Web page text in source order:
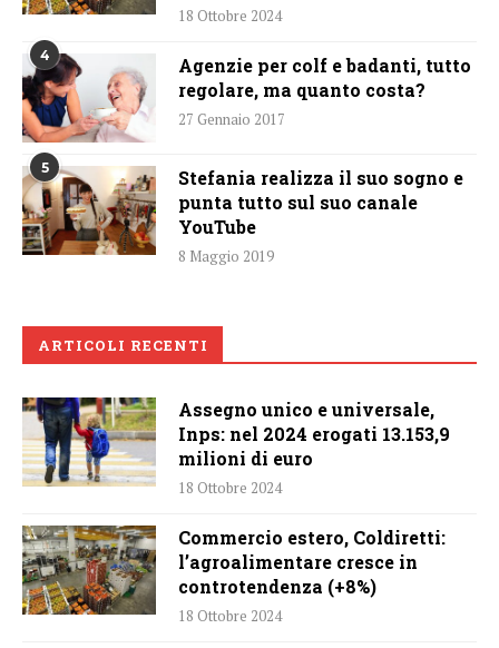
18 Ottobre 2024
4
Agenzie per colf e badanti, tutto
regolare, ma quanto costa?
27 Gennaio 2017
5
Stefania realizza il suo sogno e
punta tutto sul suo canale
YouTube
8 Maggio 2019
ARTICOLI RECENTI
Assegno unico e universale,
Inps: nel 2024 erogati 13.153,9
milioni di euro
18 Ottobre 2024
Commercio estero, Coldiretti:
l’agroalimentare cresce in
controtendenza (+8%)
18 Ottobre 2024